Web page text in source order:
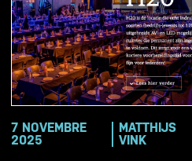
7 NOVEMBRE
2025
MATTHIJS
VINK